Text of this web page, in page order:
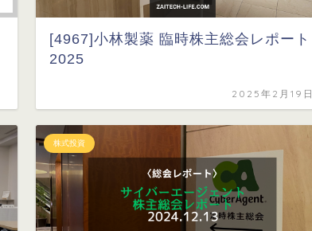
[4967]小林製薬 臨時株主総会レポート
2025
2025年2月19日
株式投資